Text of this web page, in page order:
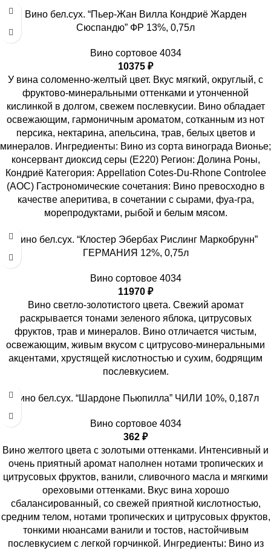
Вино бел.сух. “Пьер-Жан Вилла Кондриё Жарден
Сюспандю” ФР 13%, 0,75л
Вино сортовое 4034
10375 ₽
У вина соломенно-желтый цвет. Вкус мягкий, округлый, с
фруктово-минеральными оттенками и утонченной
кислинкой в долгом, свежем послевкусии. Вино обладает
освежающим, гармоничным ароматом, сотканным из нот
персика, нектарина, апельсина, трав, белых цветов и
минералов. Ингредиенты: Вино из сорта винограда Вионье;
консервант диоксид серы (Е220) Регион: Долина Роны,
Кондриё Категория: Appellation Cotes-Du-Rhone Controlee
(AOC) Гастрономические сочетания: Вино превосходно в
качестве аперитива, в сочетании с сырами, фуа-гра,
морепродуктами, рыбой и белым мясом.
Вино бел.сух. “Клостер Эбербах Рислинг Маркобрунн”
ГЕРМАНИЯ 12%, 0,75л
Вино сортовое 4034
11970 ₽
Вино светло-золотистого цвета. Свежий аромат
раскрывается тонами зеленого яблока, цитрусовых
фруктов, трав и минералов. Вино отличается чистым,
освежающим, живым вкусом с цитрусово-минеральными
акцентами, хрустящей кислотностью и сухим, бодрящим
послевкусием.
Вино бел.сух. “Шардоне Пьюпилла” ЧИЛИ 10%, 0,187л
Вино сортовое 4034
362 ₽
Вино желтого цвета с золотыми оттенками. Интенсивный и
очень приятный аромат наполнен нотами тропических и
цитрусовых фруктов, ванили, сливочного масла и мягкими
ореховыми оттенками. Вкус вина хорошо
сбалансированный, со свежей приятной кислотностью,
средним телом, нотами тропических и цитрусовых фруктов,
тонкими нюансами ванили и тостов, настойчивым
послевкусием с легкой горчинкой. Ингредиенты: Вино из